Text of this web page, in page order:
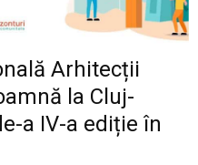
Arhitecții
la Cluj-
a IV-a ediție în